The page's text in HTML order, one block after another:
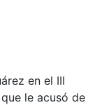
en el III
le acusó de